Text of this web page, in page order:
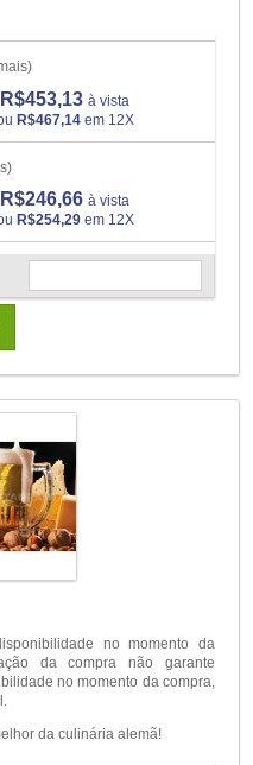
R$453,13à vista
R$467,14em 12X
R$246,66à vista
R$254,29em 12X
no momento da
da compra não garante
no momento da compra,
da culinária alemã!